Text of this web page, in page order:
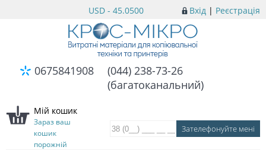
Вхід | Реєстрація
USD - 45.0500
0675841908
(044) 238-73-26
(багатоканальний)
Мій кошик
Зараз ваш
кошик
порожній